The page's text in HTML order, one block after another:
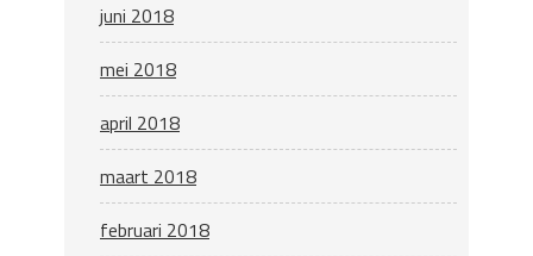
juni 2018
mei 2018
april 2018
maart 2018
februari 2018